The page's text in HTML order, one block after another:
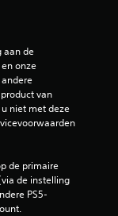
aan de
onze
van
niet met deze
de primaire
de instelling
PS5-